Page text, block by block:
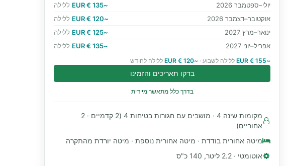
יולי–ספטמבר 2026 ~135 € EUR
ללילה
אוקטובר–דצמבר 2026
~120 € EUR
ללילה
ינואר–מרץ 2027
~125 € EUR
ללילה
אפריל–יוני 2027
~135 € EUR ללילה
~155 € EUR ללילה לשבוע · ~120 € EUR ללילה לחודש
בדקו תאריכים והזמינו
בדרך כלל מתאשר מיידית
מקומות שינה 4 · מושבים עם חגורות בטיחות 4 (2 קדמיים · 2
אחוריים)
מיטה אחורית בודדת · מיטה אחורית נוספת · מיטה יורדת מהתקרה
אוטומטי · 2.2 ליטר, 140 כ"ס